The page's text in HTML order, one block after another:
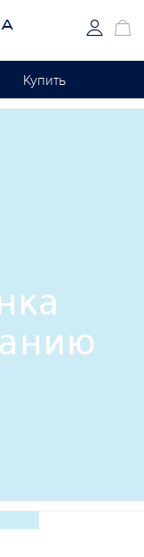
Купить